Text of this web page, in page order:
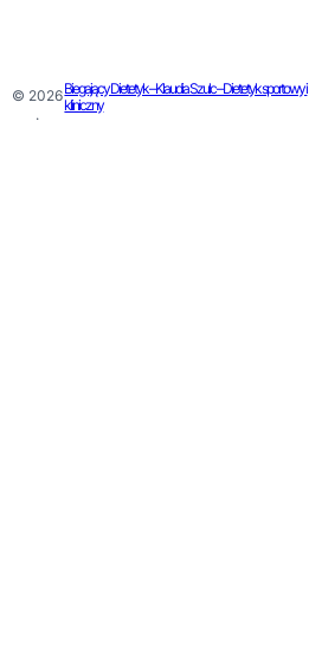
© 2026
·
Biegający Dietetyk – Klaudia Szulc – Dietetyk sportowy i
kliniczny